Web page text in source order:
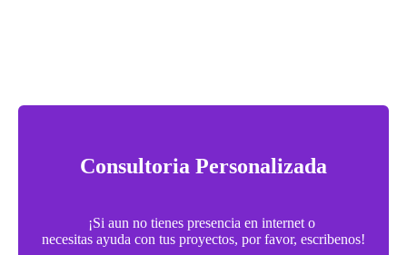
Consultoria Personalizada
¡Si aun no tienes presencia en internet o
necesitas ayuda con tus proyectos, por favor, escribenos!